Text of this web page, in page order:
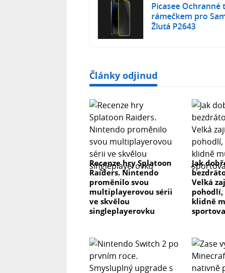
Picasee
rámečkem pro
Žlutá P2643
Články odjinud
Recenze hry Splatoon
Raiders. Nintendo
proměnilo svou
multiplayerovou sérii
ve skvělou
singleplayerovku
Jak
Velká
pohodlí,
klidně